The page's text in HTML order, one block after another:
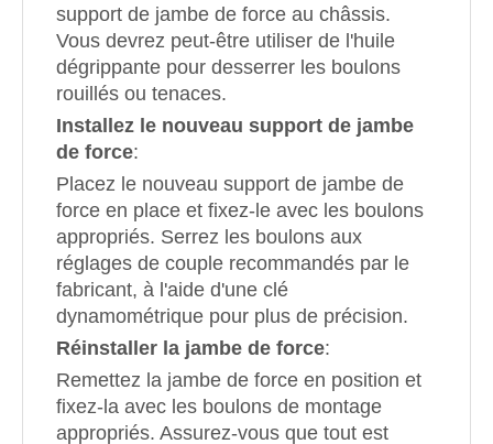
support de jambe de force au châssis.
Vous devrez peut-être utiliser de l'huile
dégrippante pour desserrer les boulons
rouillés ou tenaces.
Installez le nouveau support de jambe
de force:
Placez le nouveau support de jambe de
force en place et fixez-le avec les boulons
appropriés. Serrez les boulons aux
réglages de couple recommandés par le
fabricant, à l'aide d'une clé
dynamométrique pour plus de précision.
Réinstaller la jambe de force:
Remettez la jambe de force en position et
fixez-la avec les boulons de montage
appropriés. Assurez-vous que tout est